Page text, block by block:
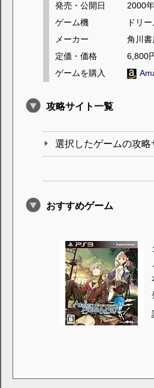
発売・公開日
2000
ゲーム機
ドリ
メーカー
角川書
定価・価格
6,800
ゲームを購入
攻略サイト一覧
選択したゲームの攻
おすすめゲーム